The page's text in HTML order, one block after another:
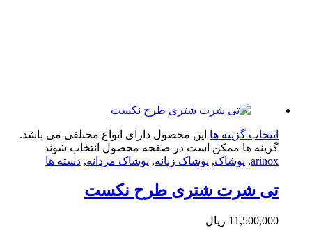
گزینه ها این محصول دارای انواع مختلفی می باشد.
ها ممکن است در صفحه محصول انتخاب شوند
پوشاک,پوشاک زنانه,پوشاک مردانه,دسته ها
شرت شتری طرح نکست
ریال